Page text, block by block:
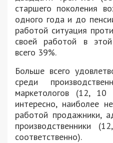
старшего поколения
одного года и до
работой ситуация
своей работой в этой
всего 39%.
Больше всего
среди
маркетологов (12,
интересно, наиболее
работой продажники,
производственники
соответственно).